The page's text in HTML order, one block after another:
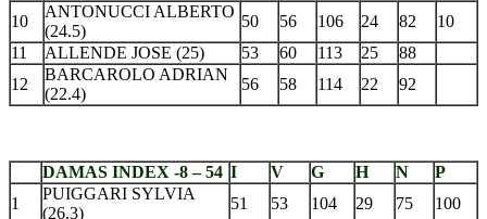
10
ANTONUCCI ALBERTO
(24.5)
50 56 106 24 82
10
11
ALLENDE JOSE (25) 53 60 113 25
88
12
BARCAROLO ADRIAN
(22.4)
56 58 114 22 92
DAMAS INDEX -8 – 54 I V G H N
P
1
PUIGGARI SYLVIA
(26.3)
51 53 104 29 75 100